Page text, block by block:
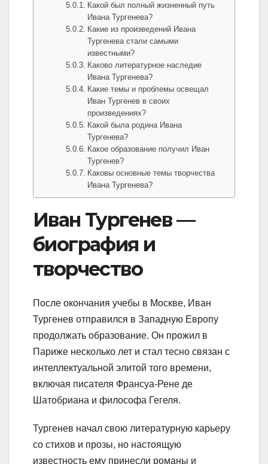
Какой был полный жизненный путь
Ивана Тургенева?
Какие из произведений Ивана
Тургенева стали самыми
известными?
Каково литературное наследие
Ивана Тургенева?
Какие темы и проблемы освещал
Иван Тургенев в своих
произведениях?
Какой была родина Ивана
Тургенева?
Какое образование получил Иван
Тургенев?
Каковы основные темы творчества
Ивана Тургенева?
Иван Тургенев —
биография и
творчество
После окончания учебы в Москве, Иван
Тургенев отправился в Западную Европу
продолжать образование. Он прожил в
Париже несколько лет и стал тесно связан с
интеллектуальной элитой того времени,
включая писателя Франсуа-Рене де
Шатобриана и философа Гегеля.
Тургенев начал свою литературную карьеру
со стихов и прозы, но настоящую
известность ему принесли романы и